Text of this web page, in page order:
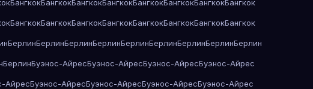
БангкокБангкокБангкокБангкокБангкокБангкокБангкокБангкок
БангкокБангкокБангкокБангкокБангкокБангкокБангкокБангкок
БерлинБерлинБерлинБерлинБерлинБерлинБерлинБерлинБерлин
БерлинБуэнос-АйресБуэнос-АйресБуэнос-АйресБуэнос-Айрес
АйресБуэнос-АйресБуэнос-АйресБуэнос-АйресБуэнос-Айрес